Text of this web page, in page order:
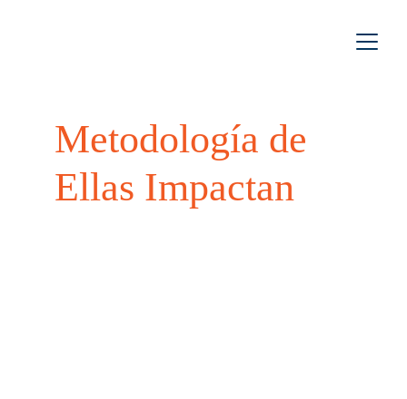
Metodología de
Ellas Impactan